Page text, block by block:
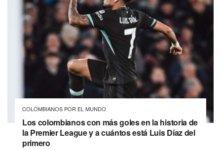
COLOMBIANOS POR EL MUNDO
Los colombianos con más goles en la historia de
la Premier League y a cuántos está Luis Díaz del
primero